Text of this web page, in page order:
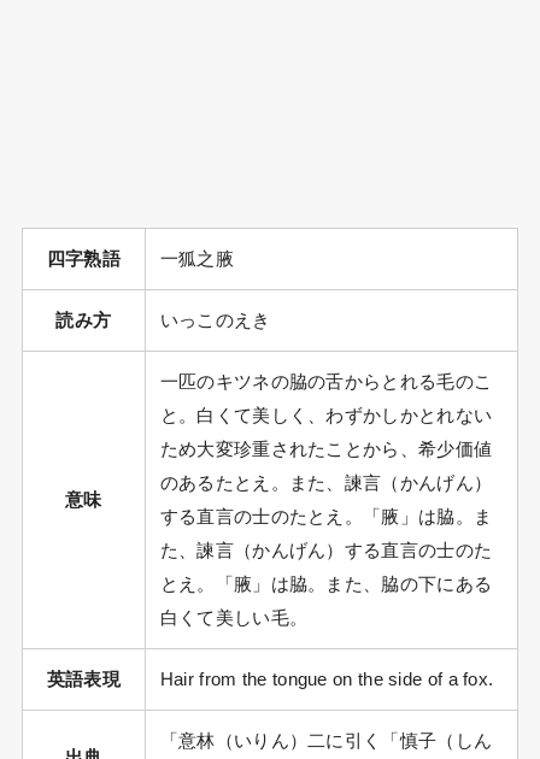
四字熟語 一狐之腋
読み方 いっこのえき
意味
一匹のキツネの脇の舌からとれる毛のこ
と。白くて美しく、わずかしかとれない
ため大変珍重されたことから、希少価値
のあるたとえ。また、諫言（かんげん）
する直言の士のたとえ。「腋」は脇。ま
た、諫言（かんげん）する直言の士のた
とえ。「腋」は脇。また、脇の下にある
白くて美しい毛。
英語表現 Hair from the tongue on the side of a fox.
「意林（いりん）二に引く「慎子（しん